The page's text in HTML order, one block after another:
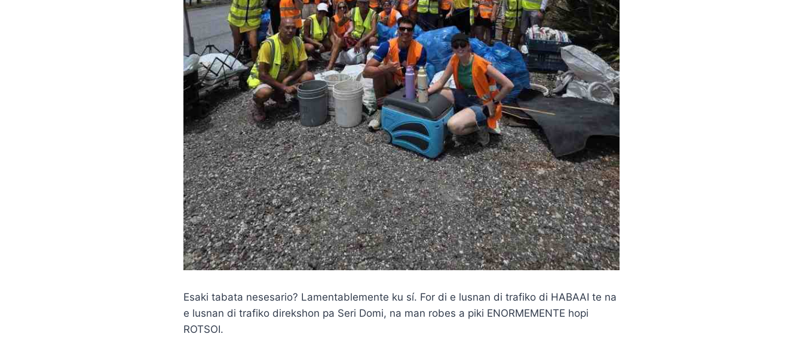
Esaki tabata nesesario? Lamentablemente ku sí. For di e lusnan di trafiko di HABAAI te na
e lusnan di trafiko direkshon pa Seri Domi, na man robes a piki ENORMEMENTE hopi
ROTSOI.